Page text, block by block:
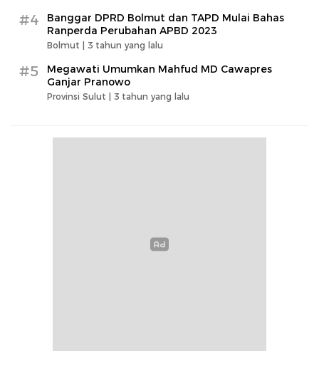
#4
Banggar DPRD Bolmut dan TAPD Mulai Bahas
Ranperda Perubahan APBD 2023
Bolmut | 3 tahun yang lalu
#5
Megawati Umumkan Mahfud MD Cawapres
Ganjar Pranowo
Provinsi Sulut | 3 tahun yang lalu